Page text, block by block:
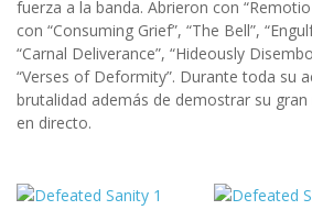
fuerza a la banda. Abrieron con
con “Consuming Grief”, “The Bell”,
“Carnal Deliverance”, “Hideously
“Verses of Deformity”. Durante toda su
brutalidad además de demostrar su
en directo.